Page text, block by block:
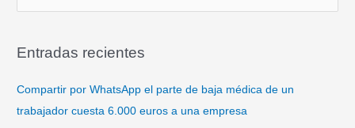
c
Entradas recientes
Compartir por WhatsApp el parte de baja médica de un
trabajador cuesta 6.000 euros a una empresa